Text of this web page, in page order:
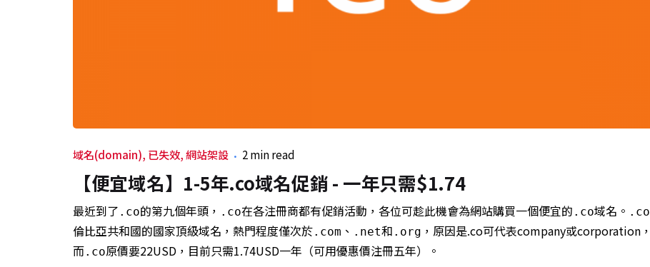
域名(domain) 已失效 網站架設 2 min read
【便宜域名】1-5年.co域名促銷 - 一年只需$1.74
最近到了 .co的第九個年頭， .co在各注冊商都有促銷活動，各位可趁此機會為網站購買一個便宜的 .co域名。 .co
倫比亞共和國的國家頂級域名，熱門程度僅次於.com 、 .net和 .org ，原因是.co可代表company或corporation，
而.co原價要22USD，目前只需1.74USD一年（可用優惠價注冊五年）。